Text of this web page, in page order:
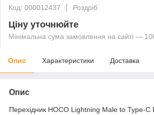
Код: 000012437
Роздріб
Ціну уточнюйте
Мінімальна сума замовлення на сайті —
Опис Характеристики Доставка
Опис
Перехідник HOCO Lightning Male to Type-C